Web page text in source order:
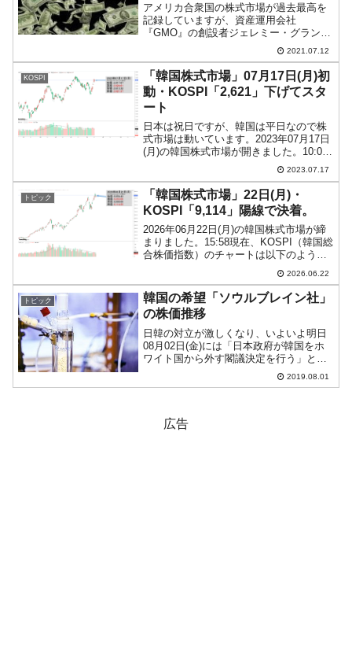
アメリカ合衆国の株式市場が過去最高を
記録していますが、資産運用会社
『GMO』の創設者ジェレミー・グランサ
ム（Jeremy Grantham）さんが「人類史
上最長の強気相場が終わりに近付いて
る」と警告しました。2021年07月06日
『Chin...
2021.07.12
KOSPI
「韓国株式市場」07月17日(月)初
動・KOSPI「2,621」下げてスタ
ート
日本は祝日ですが、韓国は平日なので株
式市場は動いています。2023年07月17日
(月)の韓国株式市場が開きました。10:02
現在、KOSPI（韓国総合株価指数）のチ
ャートは以下のようになっています（チ
ャートは『Investing.com』よ...
2023.07.17
トピック
「韓国株式市場」22日(月)・
KOSPI「9,114」陽線で決着。
2026年06月22日(月)の韓国株式市場が締
まりました。15:58現在、KOSPI（韓国総
合株価指数）のチャートは以下のように
『Investing.com』より引用）。陽線で締
まりました。KOSPIは「9,114」...
2026.06.22
トピック
韓国の希望「ソウルブレイン社」
の株価推移
日韓の対立が激しくなり、いよいよ明日
08月02日(金)には「日本政府が韓国をホ
ワイト国から外す閣議決定を行う」とさ
れています。Money1でもお伝えしてきた
とおり、この発表が市場が開いている間
2019.08.01
広告